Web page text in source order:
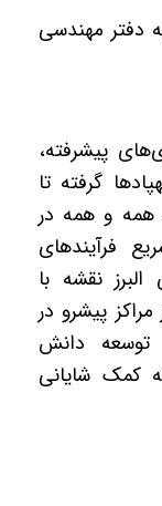
دفتر مهندسی
پیشرفته،
گرفته تا
همه و همه در
فرآیندهای
نقشه با
پیشرو در
توسعه دانش
کمک شایانی